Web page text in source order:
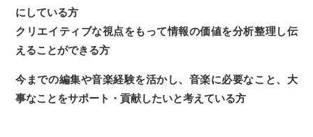
にしている方
クリエイティブな視点をもって情報の価値を分析整理し伝
えることができる方
今までの編集や音楽経験を活かし、音楽に必要なこと、大
事なことをサポート・貢献したいと考えている方